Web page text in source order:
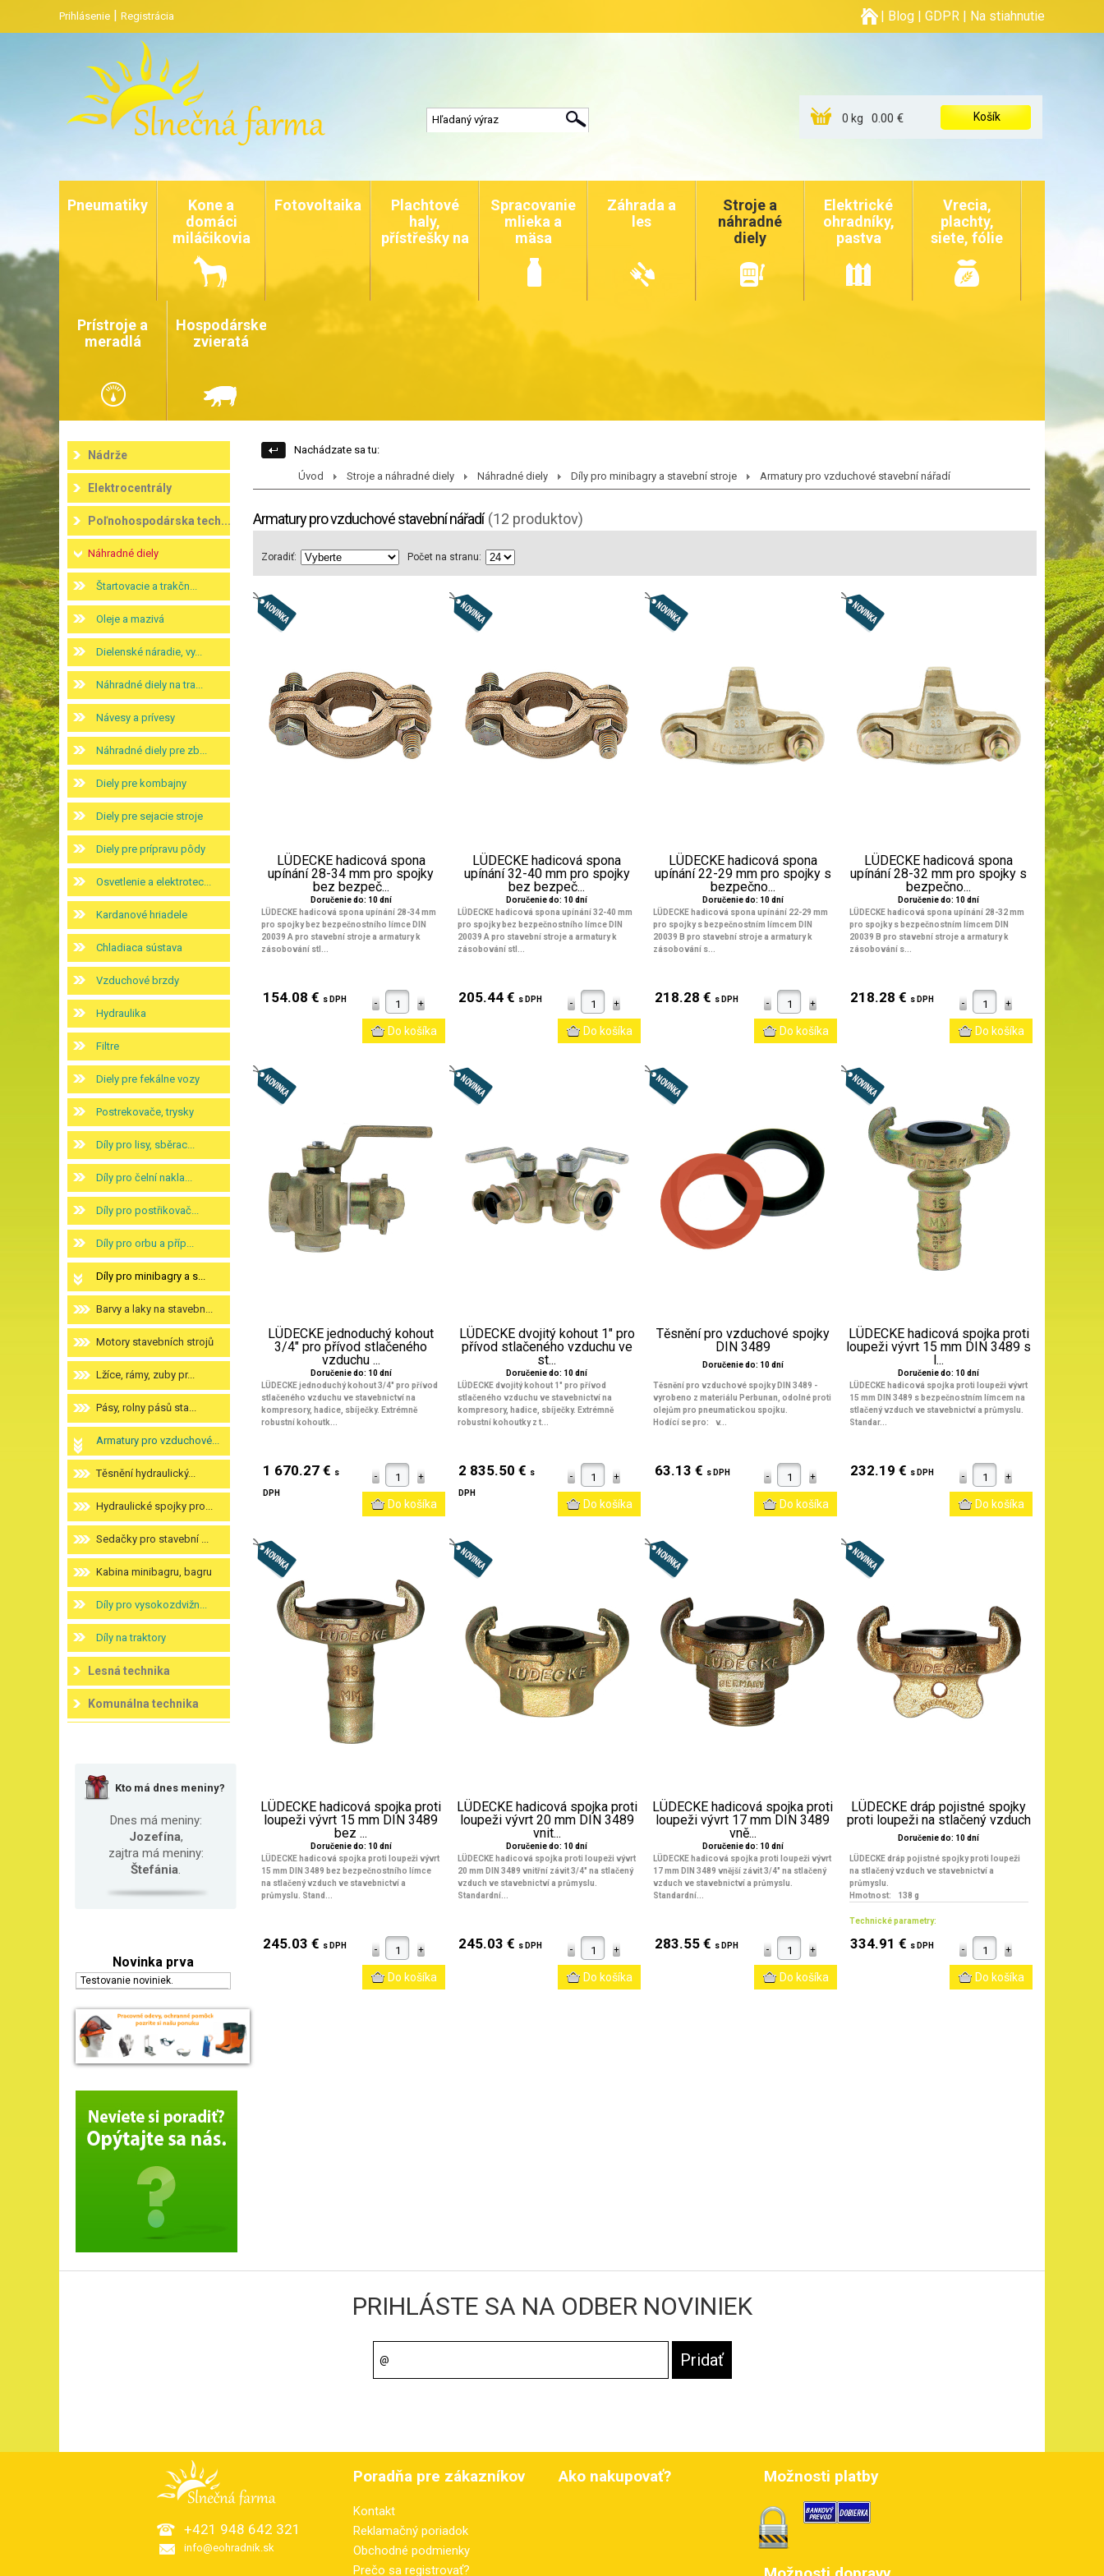
Prihlásenie | Registrácia | Blog | GDPR | Na stiahnutie
0 kg 0.00 € Košík
Pneumatiky
Kone a
domáci
miláčikovia
Fotovoltaika
Plachtové
haly,
přístřešky na
Spracovanie
mlieka a
mäsa
Záhrada a
les
Stroje a
náhradné
diely
Elektrické
ohradníky,
pastva
Vrecia,
plachty,
siete, fólie
Prístroje a
meradlá
Hospodárske
zvieratá
Nádrže
Elektrocentrály
Poľnohospodárska tech...
Náhradné diely
Štartovacie a trakčn...
Oleje a mazivá
Dielenské náradie, vy...
Náhradné diely na tra...
Návesy a prívesy
Náhradné diely pre zb...
Diely pre kombajny
Diely pre sejacie stroje
Diely pre prípravu pôdy
Osvetlenie a elektrotec...
Kardanové hriadele
Chladiaca sústava
Vzduchové brzdy
Hydraulika
Filtre
Diely pre fekálne vozy
Postrekovače, trysky
Díly pro lisy, sběrac...
Díly pro čelní nakla...
Díly pro postřikovač...
Díly pro orbu a příp...
Díly pro minibagry a s...
Barvy a laky na stavebn...
Motory stavebních strojů
Lžíce, rámy, zuby pr...
Pásy, rolny pásů sta...
Armatury pro vzduchové...
Těsnění hydraulický...
Hydraulické spojky pro...
Sedačky pro stavební ...
Kabina minibagru, bagru
Díly pro vysokozdvižn...
Díly na traktory
Lesná technika
Komunálna technika
Kto má dnes meniny?
Dnes má meniny:
Jozefína,
zajtra má meniny:
Štefánia.
Novinka prva
Testovanie noviniek.
Nachádzate sa tu:
Úvod Stroje a náhradné diely Náhradné diely Díly pro minibagry a stavební stroje Armatury pro vzduchové stavební nářadí
Armatury pro vzduchové stavební nářadí (12 produktov)
Zoradiť: Počet na stranu:
LÜDECKE hadicová spona
upínání 28-34 mm pro spojky
bez bezpeč...
Doručenie do: 10 dní
LÜDECKE hadicová spona upínání 28-34 mm
pro spojky bez bezpečnostního límce DIN
20039 A pro stavební stroje a armatury k
zásobování stl...
154.08 € s DPH
LÜDECKE hadicová spona
upínání 32-40 mm pro spojky
bez bezpeč...
Doručenie do: 10 dní
LÜDECKE hadicová spona upínání 32-40 mm
pro spojky bez bezpečnostního límce DIN
20039 A pro stavební stroje a armatury k
zásobování stl...
205.44 € s DPH
LÜDECKE hadicová spona
upínání 22-29 mm pro spojky s
bezpečno...
Doručenie do: 10 dní
LÜDECKE hadicová spona upínání 22-29 mm
pro spojky s bezpečnostním límcem DIN
20039 B pro stavební stroje a armatury k
zásobování s...
218.28 € s DPH
LÜDECKE hadicová spona
upínání 28-32 mm pro spojky s
bezpečno...
Doručenie do: 10 dní
LÜDECKE hadicová spona upínání 28-32 mm
pro spojky s bezpečnostním límcem DIN
20039 B pro stavební stroje a armatury k
zásobování s...
218.28 € s DPH
LÜDECKE jednoduchý kohout
3/4" pro přívod stlačeného
vzduchu ...
Doručenie do: 10 dní
LÜDECKE jednoduchý kohout 3/4" pro přívod
stlačeného vzduchu ve stavebnictví na
kompresory, hadice, sbíječky. Extrémně
robustní kohoutk...
1 670.27 € s
DPH
LÜDECKE dvojitý kohout 1" pro
přívod stlačeného vzduchu ve
st...
Doručenie do: 10 dní
LÜDECKE dvojitý kohout 1" pro přívod
stlačeného vzduchu ve stavebnictví na
kompresory, hadice, sbíječky. Extrémně
robustní kohoutky z t...
2 835.50 € s
DPH
Těsnění pro vzduchové spojky
DIN 3489
Doručenie do: 10 dní
Těsnění pro vzduchové spojky DIN 3489 -
vyrobeno z materiálu Perbunan, odolné proti
olejům pro pneumatickou spojku.
Hodící se pro: v...
63.13 € s DPH
LÜDECKE hadicová spojka proti
loupeži vývrt 15 mm DIN 3489 s
l...
Doručenie do: 10 dní
LÜDECKE hadicová spojka proti loupeži vývrt
15 mm DIN 3489 s bezpečnostním límcem na
stlačený vzduch ve stavebnictví a průmyslu.
Standar...
232.19 € s DPH
LÜDECKE hadicová spojka proti
loupeži vývrt 15 mm DIN 3489
bez ...
Doručenie do: 10 dní
LÜDECKE hadicová spojka proti loupeži vývrt
15 mm DIN 3489 bez bezpečnostního límce
na stlačený vzduch ve stavebnictví a
průmyslu. Stand...
245.03 € s DPH
LÜDECKE hadicová spojka proti
loupeži vývrt 20 mm DIN 3489
vnit...
Doručenie do: 10 dní
LÜDECKE hadicová spojka proti loupeži vývrt
20 mm DIN 3489 vnitřní závit 3/4" na stlačený
vzduch ve stavebnictví a průmyslu.
Standardní...
245.03 € s DPH
LÜDECKE hadicová spojka proti
loupeži vývrt 17 mm DIN 3489
vně...
Doručenie do: 10 dní
LÜDECKE hadicová spojka proti loupeži vývrt
17 mm DIN 3489 vnější závit 3/4" na stlačený
vzduch ve stavebnictví a průmyslu.
Standardní...
283.55 € s DPH
LÜDECKE dráp pojistné spojky
proti loupeži na stlačený vzduch
Doručenie do: 10 dní
LÜDECKE dráp pojistné spojky proti loupeži
na stlačený vzduch ve stavebnictví a
průmyslu.
Hmotnost: 138 g
Technické parametry:
334.91 € s DPH
PRIHLÁSTE SA NA ODBER NOVINIEK
+421 948 642 321
info@eohradnik.sk
Poradňa pre zákazníkov
Kontakt
Reklamačný poriadok
Obchodné podmienky
Prečo sa registrovať?
Ako nakupovať? Možnosti platby